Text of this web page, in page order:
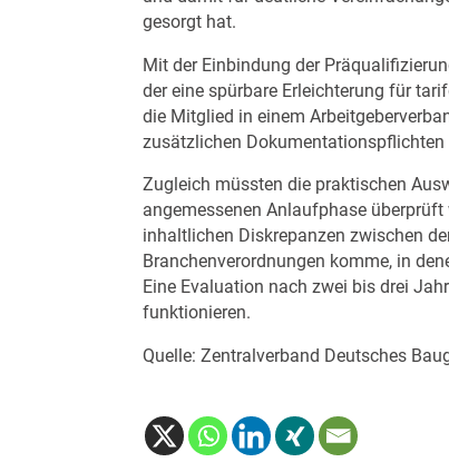
gesorgt hat.
Mit der Einbindung der
der eine spürbare Erleichterung für
die Mitglied in einem
zusätzlichen Dokumentationspflichten
Zugleich müssten die praktischen
angemessenen Anlaufphase
inhaltlichen Diskrepanzen zwischen
Branchenverordnungen komme, in
Eine Evaluation nach zwei bis drei
funktionieren.
Quelle: Zentralverband Deutsches